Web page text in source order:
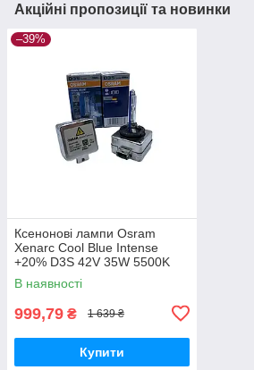
Акційні пропозиції та новинки
–39%
Ксенонові лампи Osram
Xenarc Cool Blue Intense
+20% D3S 42V 35W 5500K
66340CBI
В наявності
999,79 ₴ 1 639 ₴
Купити